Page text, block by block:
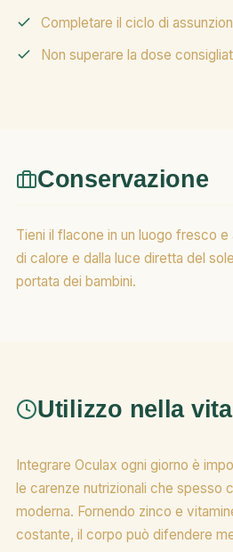
Completare il ciclo di
Non superare la dose
Conservazione
Tieni il flacone in un luogo fresco
di calore e dalla luce diretta del
portata dei bambini.
Utilizzo nella
Integrare Oculax ogni giorno è
le carenze nutrizionali che spesso
moderna. Fornendo zinco e
costante, il corpo può difendere